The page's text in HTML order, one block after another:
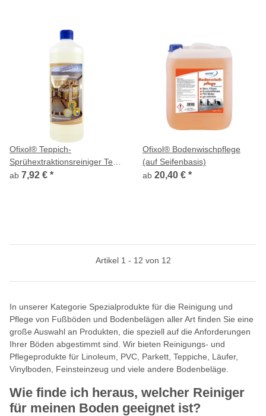
Ofixol® Teppich-
Sprühextraktionsreiniger Textil
Power-TS Profi-Line
ab 7,92 € *
Ofixol® Bodenwischpflege
(auf Seifenbasis)
ab 20,40 € *
Artikel 1 - 12 von 12
In unserer Kategorie Spezialprodukte für die Reinigung und
Pflege von Fußböden und Bodenbelägen aller Art finden Sie eine
große Auswahl an Produkten, die speziell auf die Anforderungen
Ihrer Böden abgestimmt sind. Wir bieten Reinigungs- und
Pflegeprodukte für Linoleum, PVC, Parkett, Teppiche, Läufer,
Vinylboden, Feinsteinzeug und viele andere Bodenbeläge.
Wie finde ich heraus, welcher Reiniger
für meinen Boden geeignet ist?